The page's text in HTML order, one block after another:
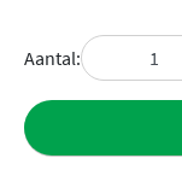
Aantal: